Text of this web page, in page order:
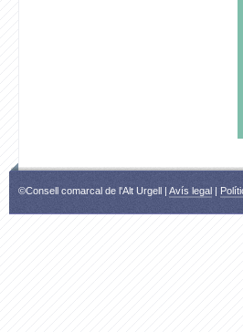
©Consell comarcal de l'Alt Urgell | Avís legal |